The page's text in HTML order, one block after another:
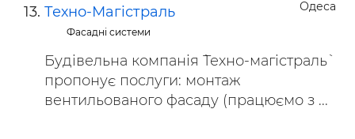
Одеса
Техно-Магiстраль
Фасадні системи
Будівельна компанія `Техно-магістраль`
пропонує послуги: монтаж
вентильованого фасаду (працюємо з ...